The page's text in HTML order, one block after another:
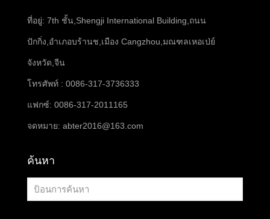
ที่อยู่: 7th ชั้น,Shengji International Building,ถนน
ปักกิ่ง,อำเภอบร้านช,เมือง Cangzhou,มณฑลเหอเป่ย์
จังหวัด,จีน
โทรศัพท์ : 0086-317-3736333
แฟกซ์: 0086-317-2011165
จดหมาย: abter2016@163.com
ค้นหา